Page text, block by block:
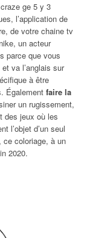
ge 5 y 3
l’application de
de votre chaine tv
un acteur
parce que vous
va l’anglais sur
à être
Également faire la
un rugissement,
des jeux où les
l’objet d’un seul
coloriage, à un
2020.